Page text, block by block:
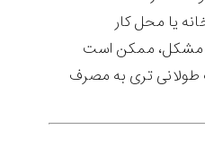
مشکل، ممکن است
طولانی تری به مصرف